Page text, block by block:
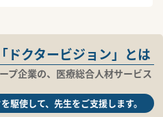
ドクタービジョン」とは
プ企業の、医療総合人材サービス
駆使して、先生をご支援します。